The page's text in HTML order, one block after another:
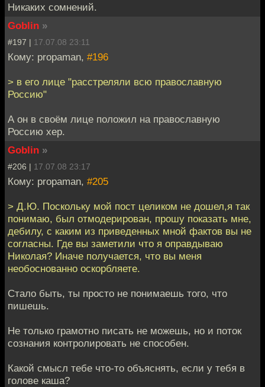
Никаких сомнений.
Goblin »
#197 | 17.07.08 23:11
Кому: propaman, #196
> в его лице "расстреляли всю православную
Россию"
А он в своём лице положил на православную
Россию хер.
Goblin »
#206 | 17.07.08 23:17
Кому: propaman, #205
> Д.Ю. Поскольку мой пост целиком не дошел,я так
понимаю, был отмодерирован, прошу показать мне,
дебилу, с каким из приведенных мной фактов вы не
согласны. Где вы заметили что я оправдываю
Николая? Иначе получается, что вы меня
необоснованно оскорбляете.
Стало быть, ты просто не понимаешь того, что
пишешь.
Не только грамотно писать не можешь, но и поток
сознания контролировать не способен.
Какой смысл тебе что-то объяснять, если у тебя в
голове каша?